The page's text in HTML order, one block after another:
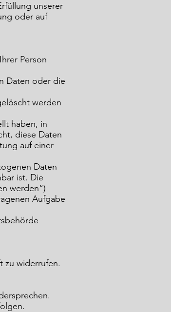
unserer
oder auf
Person
Daten oder die
werden
haben, in
diese Daten
auf einer
Daten
ist. Die
werden“)
Aufgabe
zu widerrufen.